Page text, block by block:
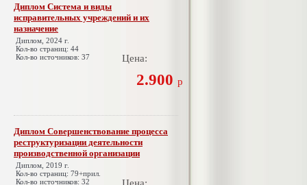
Диплом Система и виды
исправительных учреждений и их
назначение
Диплом, 2024 г.
Кол-во страниц: 44
Кол-во источников: 37
Цена:
2.900 р
Диплом Совершенствование процесса
реструктуризации деятельности
производственной организации
Диплом, 2019 г.
Кол-во страниц: 79+прил.
Кол-во источников: 32
Цена: